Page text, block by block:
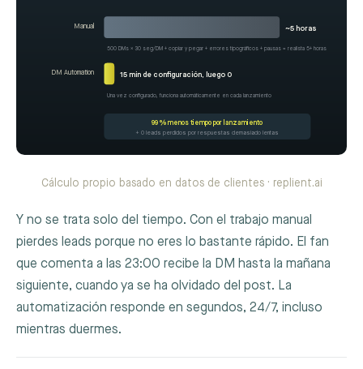
Manual
DM Automation
~5 horas
500 DMs × 30 seg/DM + copiar y pegar + errores tipográficos + pausas = realista 5+ horas
15 min de configuración, luego 0
Una vez configurado, funciona automáticamente en cada lanzamiento
99 % menos tiempo por lanzamiento
+ 0 leads perdidos por respuestas demasiado lentas
Cálculo propio basado en datos de clientes · replient.ai
Y no se trata solo del tiempo. Con el trabajo manual
pierdes leads porque no eres lo bastante rápido. El fan
que comenta a las 23:00 recibe la DM hasta la mañana
siguiente, cuando ya se ha olvidado del post. La
automatización responde en segundos, 24/7, incluso
mientras duermes.